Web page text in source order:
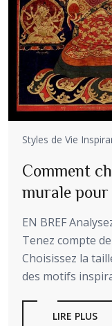
Styles de Vie
Comment
murale
EN BREF
Tenez compte
Choisissez la
des motifs
LIRE PLUS